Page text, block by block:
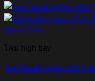
Quick View
โคม high bay
โคมไฮเบย์ Lighto LED